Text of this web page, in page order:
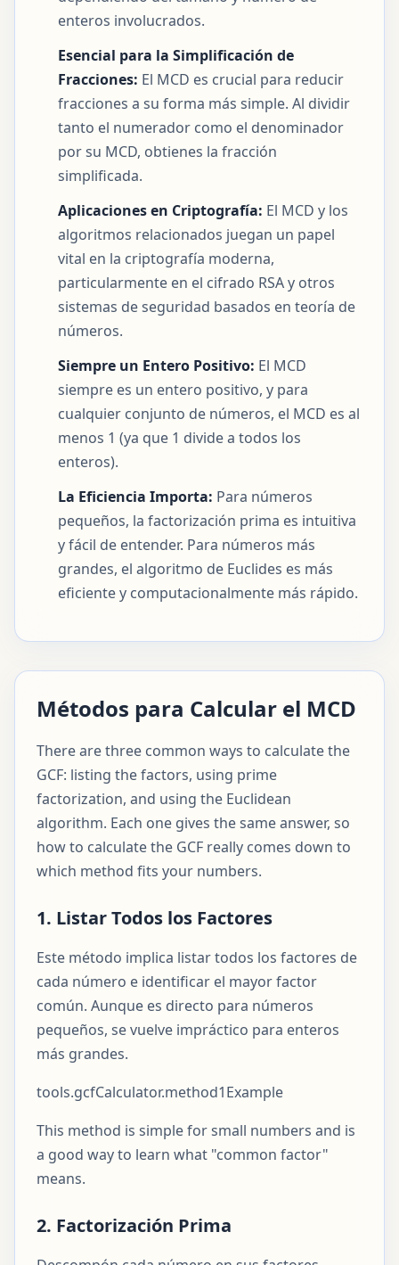
enteros involucrados.
Esencial para la Simplificación de
Fracciones: El MCD es crucial para reducir
fracciones a su forma más simple. Al dividir
tanto el numerador como el denominador
por su MCD, obtienes la fracción
simplificada.
Aplicaciones en Criptografía: El MCD y los
algoritmos relacionados juegan un papel
vital en la criptografía moderna,
particularmente en el cifrado RSA y otros
sistemas de seguridad basados en teoría de
números.
Siempre un Entero Positivo: El MCD
siempre es un entero positivo, y para
cualquier conjunto de números, el MCD es al
menos 1 (ya que 1 divide a todos los
enteros).
La Eficiencia Importa: Para números
pequeños, la factorización prima es intuitiva
y fácil de entender. Para números más
grandes, el algoritmo de Euclides es más
eficiente y computacionalmente más rápido.
Métodos para Calcular el MCD
There are three common ways to calculate the
GCF: listing the factors, using prime
factorization, and using the Euclidean
algorithm. Each one gives the same answer, so
how to calculate the GCF really comes down to
which method fits your numbers.
1. Listar Todos los Factores
Este método implica listar todos los factores de
cada número e identificar el mayor factor
común. Aunque es directo para números
pequeños, se vuelve impráctico para enteros
más grandes.
tools.gcfCalculator.method1Example
This method is simple for small numbers and is
a good way to learn what "common factor"
means.
2. Factorización Prima